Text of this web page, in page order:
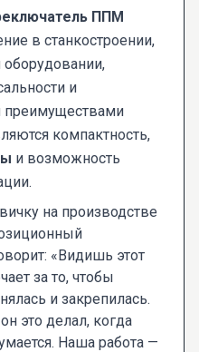
ППМ
в станкостроении,
и
компактность,
и возможность
на производстве
«Видишь этот
за то, чтобы
и закрепилась.
это делал, когда
Наша работа —